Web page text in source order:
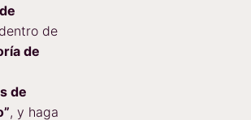
dentro de
de
de
, y haga